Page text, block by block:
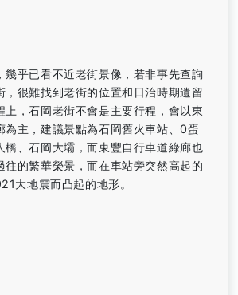
幾乎已看不近老街景像，若非事先查詢
，很難找到老街的位置和日治時期遺留
上，石岡老街不會是主要行程，會以東
為主，建議景點為石岡舊火車站、0蛋
橋、石岡大壩，而東豐自行車道綠廊也
往的繁華榮景，而在車站旁突然高起的
大地震而凸起的地形。